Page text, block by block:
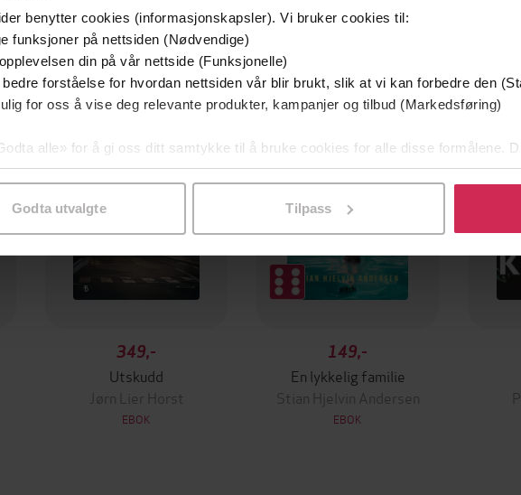
benytter cookies (informasjonskapsler). Vi bruker cookies til:
funksjoner på nettsiden (Nødvendige)
din på vår nettside (Funksjonelle)
forståelse for hvordan nettsiden vår blir brukt, slik at vi kan forbedre den
for oss å vise deg relevante produkter, kampanjer og tilbud (Markedsføring)
alle» for å gi oss ditt samtykke til å bruke cookies for alle disse formålene.
spesifikke formål ved å klikke på «Tilpass». Du kan når som helst trekke
Godta utvalgte Tilpass
Premium
Første gang på tilbud
349,-
Utskudd
Jørn Lier Horst
EBOK
Premium
149,-
En lykkelig familie
Stian Hjelvin Andersen
EBOK